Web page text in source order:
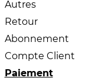
Autres
Retour
Abonnement
Compte Client
Paiement